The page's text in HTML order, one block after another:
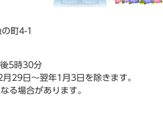
町4-1
5時30分
29日～翌年1月3日を除きます。
る場合があります。